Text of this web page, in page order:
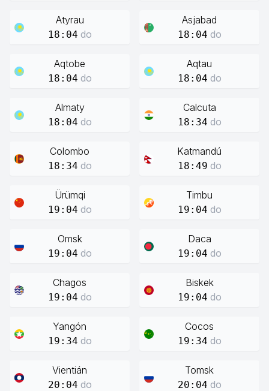
Atyrau
18:04 do
Asjabad
18:04 do
Aqtobe
18:04 do
Aqtau
18:04 do
Almaty
18:04 do
Calcuta
18:34 do
Colombo
18:34 do
Katmandú
18:49 do
Ürümqi
19:04 do
Timbu
19:04 do
Omsk
19:04 do
Daca
19:04 do
Chagos
19:04 do
Biskek
19:04 do
Yangón
19:34 do
Cocos
19:34 do
Vientián
20:04 do
Tomsk
20:04 do